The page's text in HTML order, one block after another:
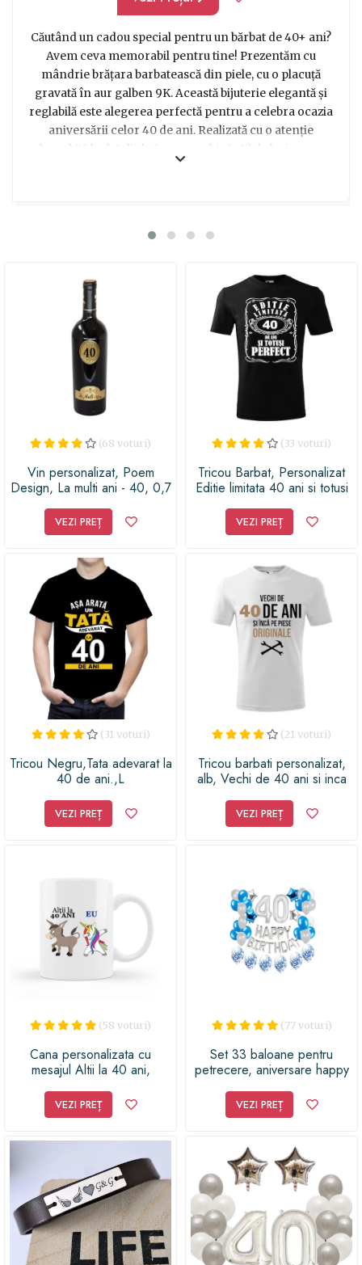
Căutând un cadou special pentru un bărbat de 40+ ani?
Avem ceva memorabil pentru tine! Prezentăm cu
mândrie brățara barbatească din piele, cu o placuță
gravată în aur galben 9K. Această bijuterie elegantă și
reglabilă este alegerea perfectă pentru a celebra ocazia
aniversării celor 40 de ani. Realizată cu o atenție
deosebită la detalii, brățara combină stilul clasic cu un
adaugi o notă amuzantă, această brățară va fi cu
va aminti mereu de momentul special și de dragostea și
aprecierea ta. Acest cadou personalizat este garantat să
îl facă să se simtă special și iubit. Descoperă acum
această brățară barbatească din piele și alege un cadou
memorabil pentru bărbatul tău drag!
(68 voturi)
Vin personalizat, Poem
Design, La multi ani - 40, 0,7
VEZI PREȚ
(33 voturi)
Tricou Barbat, Personalizat
Editie limitata 40 ani si totusi
VEZI PREȚ
(31 voturi)
Tricou Negru,Tata adevarat la
40 de ani.,L
VEZI PREȚ
(21 voturi)
Tricou barbati personalizat,
alb, Vechi de 40 ani si inca
VEZI PREȚ
(58 voturi)
Cana personalizata cu
mesajul Altii la 40 ani,
VEZI PREȚ
(77 voturi)
Set 33 baloane pentru
petrecere, aniversare happy
VEZI PREȚ